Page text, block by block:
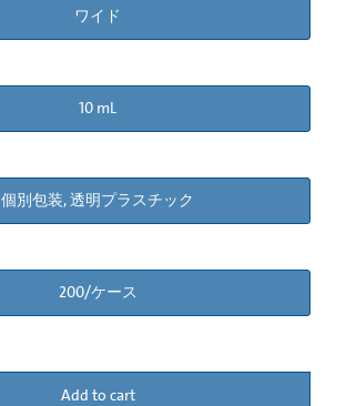
ワイド
10 mL
個別包装, 透明プラスチック
200/ケース
Add to cart